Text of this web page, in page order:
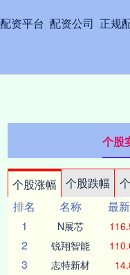
配资平台 配资公司 正规
个股
个股涨幅 个股跌幅
排名
名称 最
1
N展芯
2 锐翔智能
3 志特新材